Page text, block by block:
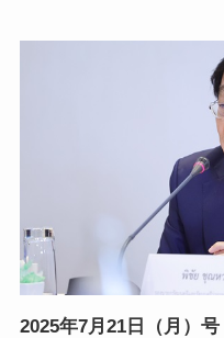
2025年7月21日（月）号